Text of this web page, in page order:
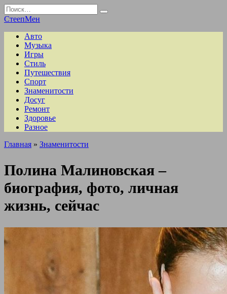
Перейти
к
Search
for:
СтеепМен
Авто
Музыка
Игры
Стиль
Путешествия
Спорт
Знаменитости
Досуг
Ремонт
Здоровье
Разное
Главная » Знаменитости
Полина Малиновская –
биография, фото, личная
жизнь, сейчас